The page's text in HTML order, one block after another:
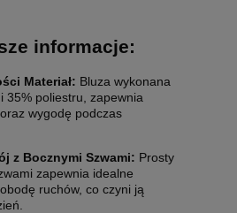
informacje:
Materiał: Bluza wykonana
35% poliestru, zapewnia
wygodę podczas
z Bocznymi Szwami: Prosty
zapewnia idealne
ruchów, co czyni ją